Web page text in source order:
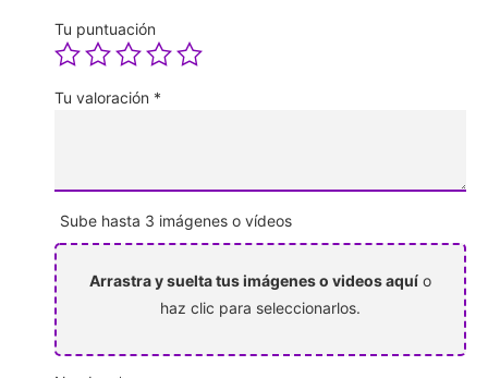
Tu puntuación
Tu valoración *
Sube hasta 3 imágenes o vídeos
Arrastra y suelta tus imágenes o videos aquí o
haz clic para seleccionarlos.